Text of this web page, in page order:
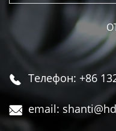
 Телефон: +86
 email: